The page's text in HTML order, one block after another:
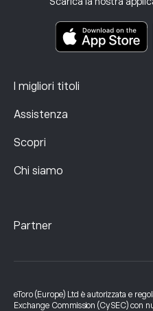
I migliori titoli
Assistenza
Scopri
Chi siamo
Documenti informativi
Dati sui reclami (clienti FCA)
Partner
eToro (Europe) Ltd è autorizzata e
Exchange Commission (CySEC) con